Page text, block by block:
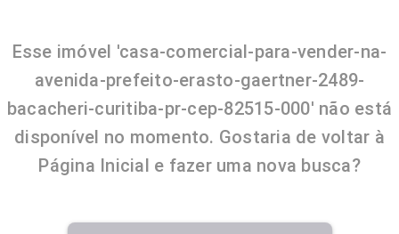
Esse imóvel 'casa-comercial-para-vender-na-
avenida-prefeito-erasto-gaertner-2489-
bacacheri-curitiba-pr-cep-82515-000' não está
disponível no momento. Gostaria de voltar à
Página Inicial e fazer uma nova busca?